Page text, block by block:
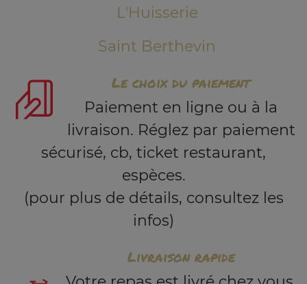
L'Huisserie
Saint Berthevin
Le choix du paiement
Paiement en ligne ou à la
livraison. Réglez par paiement
sécurisé, cb, ticket restaurant,
espèces.
(pour plus de détails, consultez les
infos)
Livraison rapide